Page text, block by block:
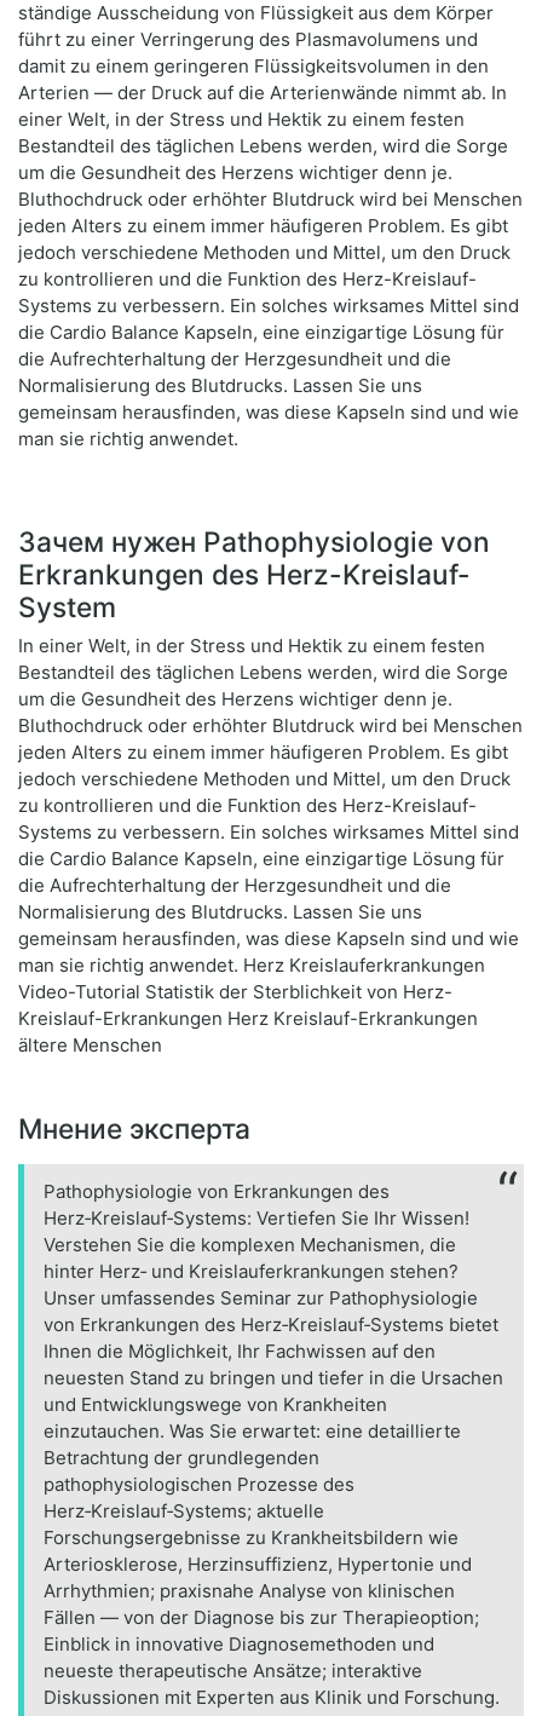
ständige Ausscheidung von Flüssigkeit aus dem Körper
führt zu einer Verringerung des Plasmavolumens und
damit zu einem geringeren Flüssigkeitsvolumen in den
Arterien — der Druck auf die Arterienwände nimmt ab. In
einer Welt, in der Stress und Hektik zu einem festen
Bestandteil des täglichen Lebens werden, wird die Sorge
um die Gesundheit des Herzens wichtiger denn je.
Bluthochdruck oder erhöhter Blutdruck wird bei Menschen
jeden Alters zu einem immer häufigeren Problem. Es gibt
jedoch verschiedene Methoden und Mittel, um den Druck
zu kontrollieren und die Funktion des Herz-Kreislauf-
Systems zu verbessern. Ein solches wirksames Mittel sind
die Cardio Balance Kapseln, eine einzigartige Lösung für
die Aufrechterhaltung der Herzgesundheit und die
Normalisierung des Blutdrucks. Lassen Sie uns
gemeinsam herausfinden, was diese Kapseln sind und wie
man sie richtig anwendet.
Зачем нужен Pathophysiologie von
Erkrankungen des Herz-Kreislauf-
System
In einer Welt, in der Stress und Hektik zu einem festen
Bestandteil des täglichen Lebens werden, wird die Sorge
um die Gesundheit des Herzens wichtiger denn je.
Bluthochdruck oder erhöhter Blutdruck wird bei Menschen
jeden Alters zu einem immer häufigeren Problem. Es gibt
jedoch verschiedene Methoden und Mittel, um den Druck
zu kontrollieren und die Funktion des Herz-Kreislauf-
Systems zu verbessern. Ein solches wirksames Mittel sind
die Cardio Balance Kapseln, eine einzigartige Lösung für
die Aufrechterhaltung der Herzgesundheit und die
Normalisierung des Blutdrucks. Lassen Sie uns
gemeinsam herausfinden, was diese Kapseln sind und wie
man sie richtig anwendet. Herz Kreislauferkrankungen
Video-Tutorial Statistik der Sterblichkeit von Herz-
Kreislauf-Erkrankungen Herz Kreislauf-Erkrankungen
ältere Menschen
Мнение эксперта
Pathophysiologie von Erkrankungen des
Herz‑Kreislauf‑Systems: Vertiefen Sie Ihr Wissen!
Verstehen Sie die komplexen Mechanismen, die
hinter Herz‑ und Kreislauferkrankungen stehen?
Unser umfassendes Seminar zur Pathophysiologie
von Erkrankungen des Herz‑Kreislauf‑Systems bietet
Ihnen die Möglichkeit, Ihr Fachwissen auf den
neuesten Stand zu bringen und tiefer in die Ursachen
und Entwicklungswege von Krankheiten
einzutauchen. Was Sie erwartet: eine detaillierte
Betrachtung der grundlegenden
pathophysiologischen Prozesse des
Herz‑Kreislauf‑Systems; aktuelle
Forschungsergebnisse zu Krankheitsbildern wie
Arteriosklerose, Herzinsuffizienz, Hypertonie und
Arrhythmien; praxisnahe Analyse von klinischen
Fällen — von der Diagnose bis zur Therapieoption;
Einblick in innovative Diagnosemethoden und
neueste therapeutische Ansätze; interaktive
Diskussionen mit Experten aus Klinik und Forschung.